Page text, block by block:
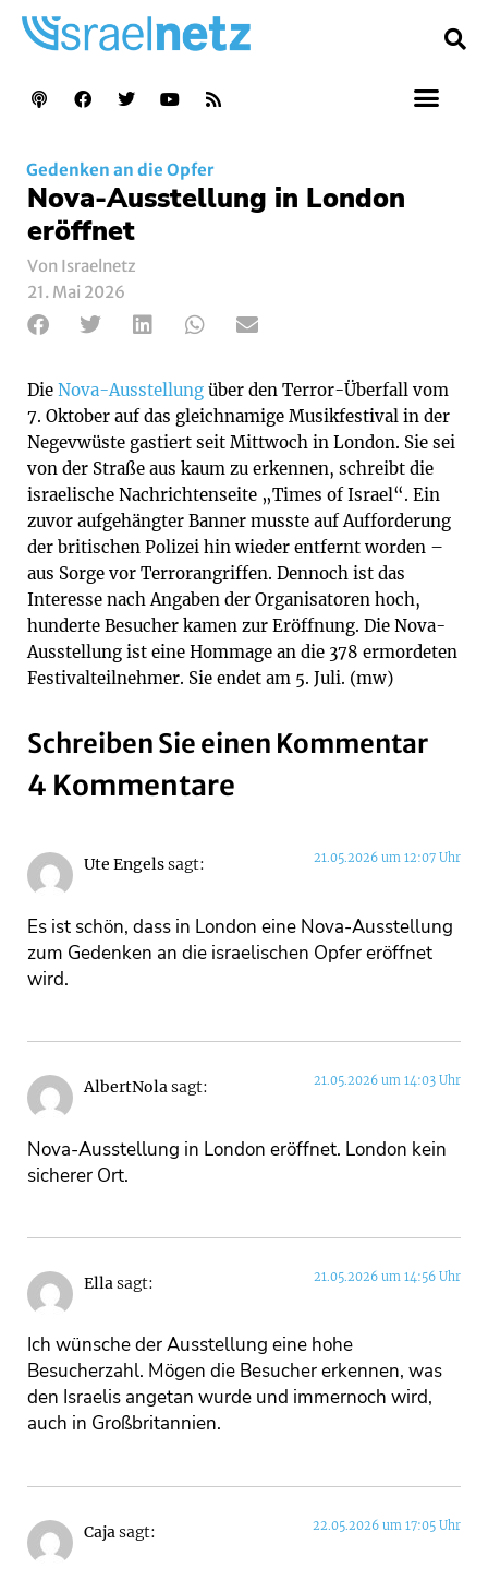
Gedenken an die Opfer
Nova-Ausstellung in London
eröffnet
Von Israelnetz
21. Mai 2026
Die Nova-Ausstellung über den Terror-Überfall vom
7. Oktober auf das gleichnamige Musikfestival in der
Negevwüste gastiert seit Mittwoch in London. Sie sei
von der Straße aus kaum zu erkennen, schreibt die
israelische Nachrichtenseite „Times of Israel“. Ein
zuvor aufgehängter Banner musste auf Aufforderung
der britischen Polizei hin wieder entfernt worden –
aus Sorge vor Terrorangriffen. Dennoch ist das
Interesse nach Angaben der Organisatoren hoch,
hunderte Besucher kamen zur Eröffnung. Die Nova-
Ausstellung ist eine Hommage an die 378 ermordeten
Festivalteilnehmer. Sie endet am 5. Juli. (mw)
Schreiben Sie einen Kommentar
4 Kommentare
Ute Engelssagt: 21.05.2026 um 12:07 Uhr
Es ist schön, dass in London eine Nova-Ausstellung
zum Gedenken an die israelischen Opfer eröffnet
wird.
AlbertNolasagt: 21.05.2026 um 14:03 Uhr
Nova-Ausstellung in London eröffnet. London kein
sicherer Ort.
Ellasagt: 21.05.2026 um 14:56 Uhr
Ich wünsche der Ausstellung eine hohe
Besucherzahl. Mögen die Besucher erkennen, was
den Israelis angetan wurde und immernoch wird,
auch in Großbritannien.
Cajasagt: 22.05.2026 um 17:05 Uhr